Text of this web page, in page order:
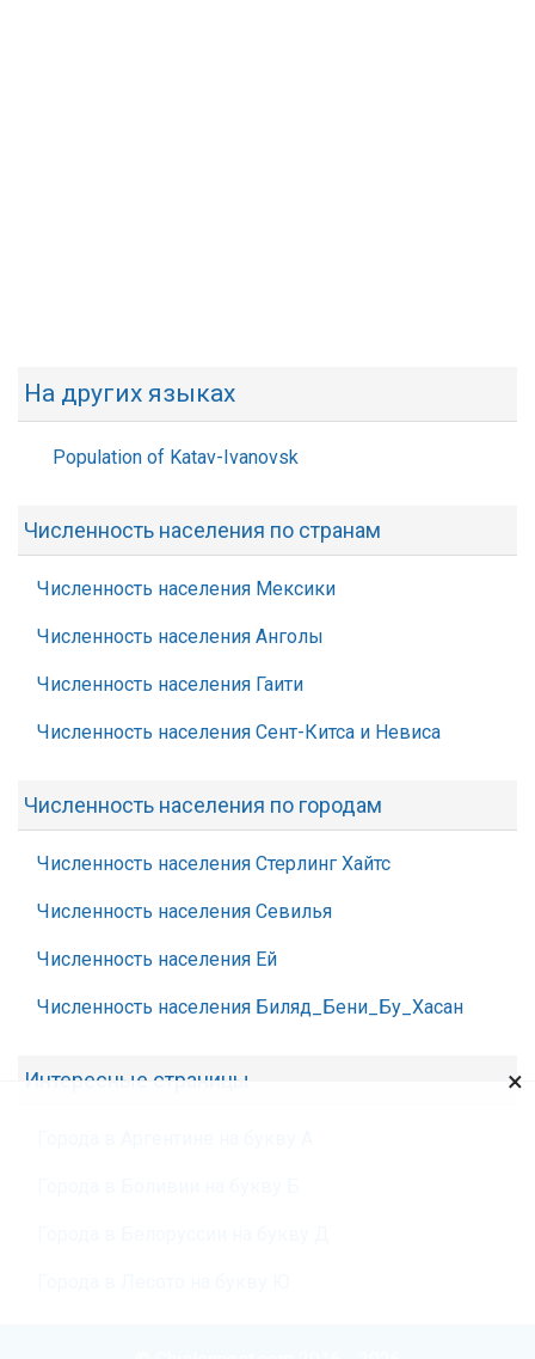
На других языках
Population of Katav-Ivanovsk
Численность населения по странам
Численность населения Мексики
Численность населения Анголы
Численность населения Гаити
Численность населения Сент-Китса и Невиса
Численность населения по городам
Численность населения Стерлинг Хайтс
Численность населения Севилья
Численность населения Ей
Численность населения Биляд_Бени_Бу_Хасан
Интересные страницы ×